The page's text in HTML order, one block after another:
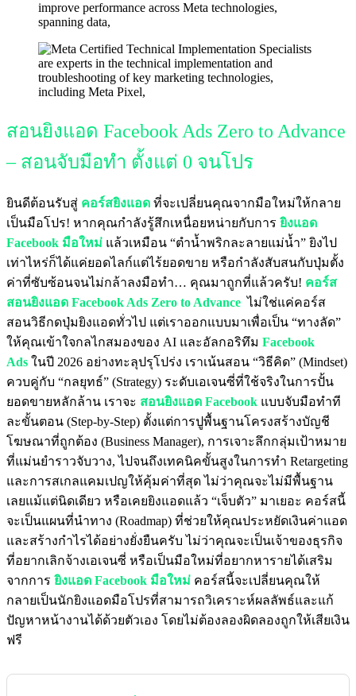
สอนยิงแอด Facebook Ads Zero to Advance
– สอนจับมือทำ ตั้งแต่ 0 จนโปร
ยินดีต้อนรับสู่ คอร์สยิงแอด ที่จะเปลี่ยนคุณจากมือใหม่ให้กลาย
เป็นมือโปร! หากคุณกำลังรู้สึกเหนื่อยหน่ายกับการ ยิงแอด
Facebook มือใหม่ แล้วเหมือน “ตำน้ำพริกละลายแม่น้ำ” ยิงไป
เท่าไหร่ก็ได้แค่ยอดไลก์แต่ไร้ยอดขาย หรือกำลังสับสนกับปุ่มตั้ง
ค่าที่ซับซ้อนจนไม่กล้าลงมือทำ… คุณมาถูกที่แล้วครับ! คอร์ส
สอนยิงแอด Facebook Ads Zero to Advance ไม่ใช่แค่คอร์ส
สอนวิธีกดปุ่มยิงแอดทั่วไป แต่เราออกแบบมาเพื่อเป็น “ทางลัด”
ให้คุณเข้าใจกลไกสมองของ AI และอัลกอริทึม Facebook
Ads ในปี 2026 อย่างทะลุปรุโปร่ง เราเน้นสอน “วิธีคิด” (Mindset)
ควบคู่กับ “กลยุทธ์” (Strategy) ระดับเอเจนซี่ที่ใช้จริงในการปั้น
ยอดขายหลักล้าน เราจะ สอนยิงแอด Facebook แบบจับมือทำที
ละขั้นตอน (Step-by-Step) ตั้งแต่การปูพื้นฐานโครงสร้างบัญชี
โฆษณาที่ถูกต้อง (Business Manager), การเจาะลึกกลุ่มเป้าหมาย
ที่แม่นยำราวจับวาง, ไปจนถึงเทคนิคขั้นสูงในการทำ Retargeting
และการสเกลแคมเปญให้คุ้มค่าที่สุด ไม่ว่าคุณจะไม่มีพื้นฐาน
เลยแม้แต่นิดเดียว หรือเคยยิงแอดแล้ว “เจ็บตัว” มาเยอะ คอร์สนี้
จะเป็นแผนที่นำทาง (Roadmap) ที่ช่วยให้คุณประหยัดเงินค่าแอด
และสร้างกำไรได้อย่างยั่งยืนครับ ไม่ว่าคุณจะเป็นเจ้าของธุรกิจ
ที่อยากเลิกจ้างเอเจนซี่ หรือเป็นมือใหม่ที่อยากหารายได้เสริม
จากการ ยิงแอด Facebook มือใหม่ คอร์สนี้จะเปลี่ยนคุณให้
กลายเป็นนักยิงแอดมือโปรที่สามารถวิเคราะห์ผลลัพธ์และแก้
ปัญหาหน้างานได้ด้วยตัวเอง โดยไม่ต้องลองผิดลองถูกให้เสียเงิน
ฟรี